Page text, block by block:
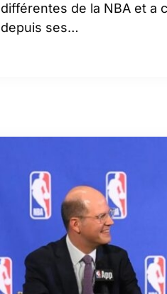
différentes de la NBA et a
depuis ses…